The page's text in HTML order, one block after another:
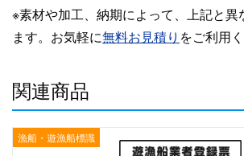
※素材や加工、納期によって、上記と異
ます。お気軽に無料お見積り をご利用く
関連商品
漁船・遊漁船標識